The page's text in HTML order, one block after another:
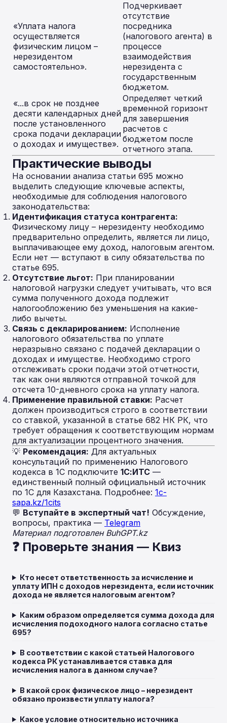
«Уплата налога
осуществляется
физическим лицом –
нерезидентом
самостоятельно».
Подчеркивает
отсутствие
посредника
(налогового агента) в
процессе
взаимодействия
нерезидента с
государственным
бюджетом.
«...в срок не позднее
десяти календарных дней
после установленного
срока подачи декларации
о доходах и имуществе».
Определяет четкий
временной горизонт
для завершения
расчетов с
бюджетом после
отчетного этапа.
Практические выводы
На основании анализа статьи 695 можно
выделить следующие ключевые аспекты,
необходимые для соблюдения налогового
законодательства:
Идентификация статуса контрагента:
Физическому лицу – нерезиденту необходимо
предварительно определить, является ли лицо,
выплачивающее ему доход, налоговым агентом.
Если нет — вступают в силу обязательства по
статье 695.
Отсутствие льгот: При планировании
налоговой нагрузки следует учитывать, что вся
сумма полученного дохода подлежит
налогообложению без уменьшения на какие-
либо вычеты.
Связь с декларированием: Исполнение
налогового обязательства по уплате
неразрывно связано с подачей декларации о
доходах и имуществе. Необходимо строго
отслеживать сроки подачи этой отчетности,
так как они являются отправной точкой для
отсчета 10-дневного срока на уплату налога.
Применение правильной ставки: Расчет
должен производиться строго в соответствии
со ставкой, указанной в статье 682 НК РК, что
требует обращения к соответствующим нормам
для актуализации процентного значения.
💡 Рекомендация: Для актуальных
консультаций по применению Налогового
кодекса в 1С подключите 1С:ИТС —
единственный полный официальный источник
по 1С для Казахстана. Подробнее: 1c-
sapa.kz/1cits
💬 Вступайте в экспертный чат! Обсуждение,
вопросы, практика — Telegram
Материал подготовлен BuhGPT.kz
❓ Проверьте знания — Квиз
Кто несет ответственность за исчисление и
уплату ИПН с доходов нерезидента, если источник
дохода не является налоговым агентом?
Каким образом определяется сумма дохода для
исчисления подоходного налога согласно статье
695?
В соответствии с какой статьей Налогового
кодекса РК устанавливается ставка для
исчисления налога в данном случае?
В какой срок физическое лицо – нерезидент
обязано произвести уплату налога?
Какое условие относительно источника